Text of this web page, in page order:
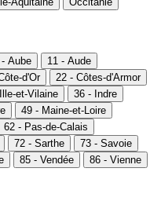
- Aube
11 - Aude
d'Or
22 - Côtes-d'Armor
et-Vilaine
36 - Indre
49 - Maine-et-Loire
62 - Pas-de-Calais
72 - Sarthe
73 - Savoie
85 - Vendée
86 - Vienne